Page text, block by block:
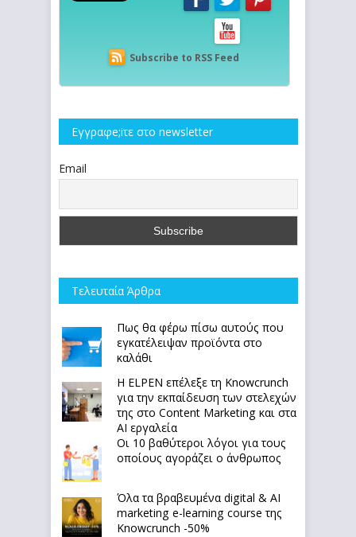
Subscribe to RSS Feed
Εγγραφe;iτε στο newsletter
Email
Τελευταία Άρθρα
Πως θα φέρω πίσω αυτούς που
εγκατέλειψαν προϊόντα στο
καλάθι
Η ELPEN επέλεξε τη Knowcrunch
για την εκπαίδευση των στελεχών
της στο Content Marketing και στα
AI εργαλεία
Οι 10 βαθύτεροι λόγοι για τους
οποίους αγοράζει ο άνθρωπος
Όλα τα βραβευμένα digital & AI
marketing e-learning course της
Knowcrunch -50%